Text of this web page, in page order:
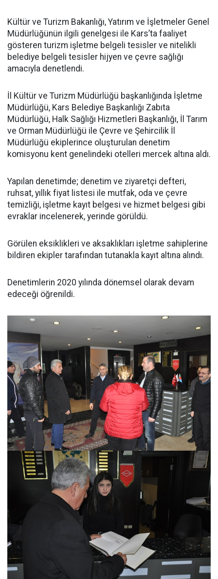
Kültür ve Turizm Bakanlığı, Yatırım ve İşletmeler Genel
Müdürlüğünün ilgili genelgesi ile Kars’ta faaliyet
gösteren turizm işletme belgeli tesisler ve nitelikli
belediye belgeli tesisler hijyen ve çevre sağlığı
amacıyla denetlendi.
İl Kültür ve Turizm Müdürlüğü başkanlığında İşletme
Müdürlüğü, Kars Belediye Başkanlığı Zabıta
Müdürlüğü, Halk Sağlığı Hizmetleri Başkanlığı, İl Tarım
ve Orman Müdürlüğü ile Çevre ve Şehircilik İl
Müdürlüğü ekiplerince oluşturulan denetim
komisyonu kent genelindeki otelleri mercek altına aldı.
Yapılan denetimde; denetim ve ziyaretçi defteri,
ruhsat, yıllık fiyat listesi ile mutfak, oda ve çevre
temizliği, işletme kayıt belgesi ve hizmet belgesi gibi
evraklar incelenerek, yerinde görüldü.
Görülen eksiklikleri ve aksaklıkları işletme sahiplerine
bildiren ekipler tarafından tutanakla kayıt altına alındı.
Denetimlerin 2020 yılında dönemsel olarak devam
edeceği öğrenildi.